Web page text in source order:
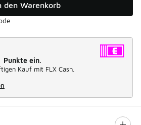
den Warenkorb
ein.
Kauf mit FLX Cash.